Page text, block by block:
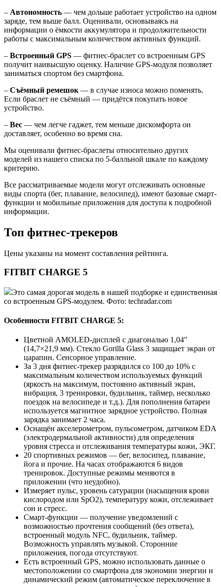
– Автономность — чем дольше работает устройство на одном
заряде, тем выше балл. Оценивали, основываясь на
информации о ёмкости аккумулятора и продолжительности
работы с максимальным количеством активных функций.
– Встроенный GPS — фитнес-браслет со встроенным GPS
получит наивысшую оценку. Наличие GPS-модуля позволяет
заниматься спортом без смартфона.
– Съёмный ремешок — в случае износа можно поменять.
Если браслет не съёмный — придётся покупать новое
устройство.
– Вес — чем легче гаджет, тем меньше дискомфорта он
доставляет, особенно во время сна.
Мы оценивали фитнес-браслеты относительно других
моделей из нашего списка по 5-балльной шкале по каждому
критерию.
Все рассматриваемые модели могут отслеживать основные
виды спорта (бег, плавание, велосипед), имеют базовые смарт-
функции и мобильные приложения для доступа к подробной
информации.
Топ фитнес-трекеров
Цены указаны на момент составления рейтинга.
FITBIT CHARGE 5
Это самая дорогая модель в нашей подборке и единственная
со встроенным GPS-модулем. Фото: techradar.com
Особенности FITBIT CHARGE 5:
Цветной AMOLED-дисплей с диагональю 1,04"
(14,7×21,9 мм). Стекло Gorilla Glass 3 защищает экран от
царапин. Сенсорное управление.
За 3 дня фитнес-трекер разрядился со 100 до 10% с
максимальным количеством используемых функций
(яркость на максимум, постоянно активный экран,
вибрация, 3 тренировки, будильник, таймер, несколько
поездок на велосипеде и т.д.). Для пополнения батареи
используется магнитное зарядное устройство. Полная
зарядка занимает 2 часа.
Оснащён акселерометром, пульсометром, датчиком EDA
(электродермальной активности) для определения
уровня стресса и отслеживания температуры кожи, ЭКГ.
20 спортивных режимов — бег, велосипед, плавание,
йога и прочие. На часах отображаются 6 видов
тренировок. Доступные режимы меняются в
приложении (что неудобно).
Измеряет пульс, уровень сатурации (насыщения крови
кислородом или SpO2), температуру кожи, отслеживает
сон и стресс.
Смарт-функции — получение уведомлений с
возможностью прочтения сообщений (без ответа),
встроенный модуль NFC, будильник, таймер.
Возможность управлять музыкой. Сторонние
приложения, погода отсутствуют.
Есть встроенный GPS, можно использовать данные о
местоположении со смартфона для экономии энергии и
динамический режим (автоматическое переключение в